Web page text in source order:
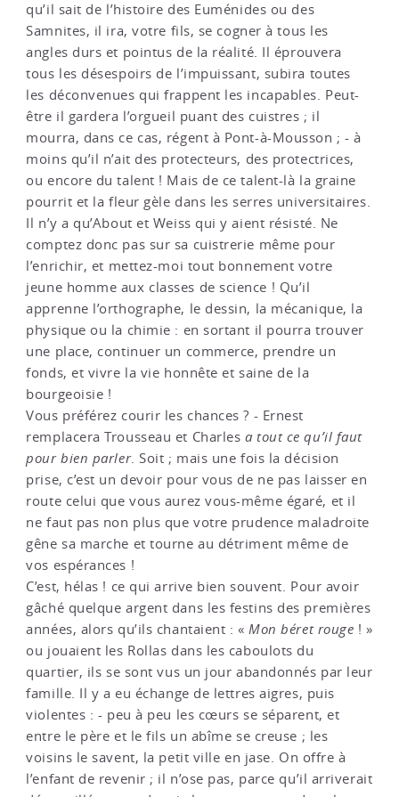
qu’il sait de l’histoire des Euménides ou des
Samnites, il ira, votre fils, se cogner à tous les
angles durs et pointus de la réalité. Il éprouvera
tous les désespoirs de l’impuissant, subira toutes
les déconvenues qui frappent les incapables. Peut-
être il gardera l’orgueil puant des cuistres ; il
mourra, dans ce cas, régent à Pont-à-Mousson ; - à
moins qu’il n’ait des protecteurs, des protectrices,
ou encore du talent ! Mais de ce talent-là la graine
pourrit et la fleur gèle dans les serres universitaires.
Il n’y a qu’About et Weiss qui y aient résisté. Ne
comptez donc pas sur sa cuistrerie même pour
l’enrichir, et mettez-moi tout bonnement votre
jeune homme aux classes de science ! Qu’il
apprenne l’orthographe, le dessin, la mécanique, la
physique ou la chimie : en sortant il pourra trouver
une place, continuer un commerce, prendre un
fonds, et vivre la vie honnête et saine de la
bourgeoisie !
Vous préférez courir les chances ? - Ernest
remplacera Trousseau et Charles a tout ce qu’il faut
pour bien parler. Soit ; mais une fois la décision
prise, c’est un devoir pour vous de ne pas laisser en
route celui que vous aurez vous-même égaré, et il
ne faut pas non plus que votre prudence maladroite
gêne sa marche et tourne au détriment même de
vos espérances !
C’est, hélas ! ce qui arrive bien souvent. Pour avoir
gâché quelque argent dans les festins des premières
années, alors qu’ils chantaient : «Mon béret rouge ! »
ou jouaient les Rollas dans les caboulots du
quartier, ils se sont vus un jour abandonnés par leur
famille. Il y a eu échange de lettres aigres, puis
violentes : - peu à peu les cœurs se séparent, et
entre le père et le fils un abîme se creuse ; les
voisins le savent, la petit ville en jase. On offre à
l’enfant de revenir ; il n’ose pas, parce qu’il arriverait